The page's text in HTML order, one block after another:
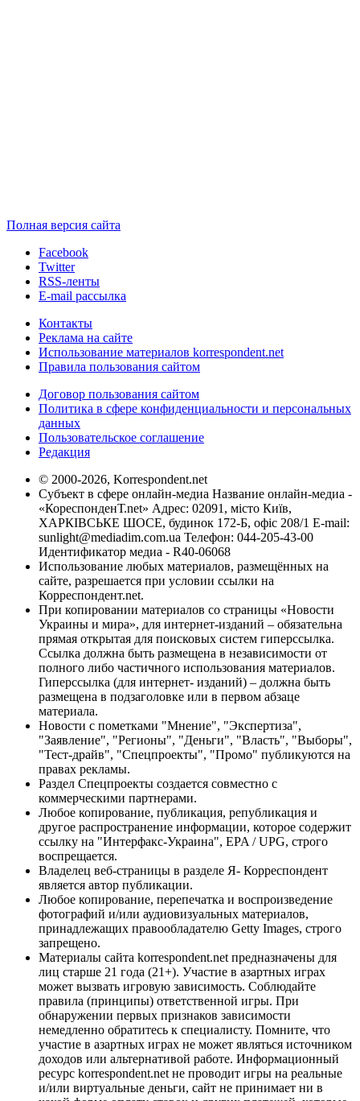
Полная версия сайта
Facebook
Twitter
RSS-ленты
E-mail рассылка
Контакты
Реклама на сайте
Использование материалов korrespondent.net
Правила пользования сайтом
Договор пользования сайтом
Политика в сфере конфиденциальности и персональных
данных
Пользовательское соглашение
Редакция
© 2000-2026, Korrespondent.net
Субъект в сфере онлайн-медиа Название онлайн-медиа -
«КореспонденТ.net» Адрес: 02091, місто Київ,
ХАРКІВСЬКЕ ШОСЕ, будинок 172-Б, офіс 208/1 E-mail:
sunlight@mediadim.com.ua Телефон: 044-205-43-00
Идентификатор медиа - R40-06068
Использование любых материалов, размещённых на
сайте, разрешается при условии ссылки на
Корреспондент.net.
При копировании материалов со страницы «Новости
Украины и мира», для интернет-изданий – обязательна
прямая открытая для поисковых систем гиперссылка.
Ссылка должна быть размещена в независимости от
полного либо частичного использования материалов.
Гиперссылка (для интернет- изданий) – должна быть
размещена в подзаголовке или в первом абзаце
материала.
Новости с пометками "Мнение", "Экспертиза",
"Заявление", "Регионы", "Деньги", "Власть", "Выборы",
"Тест-драйв", "Спецпроекты", "Промо" публикуются на
правах рекламы.
Раздел Спецпроекты создается совместно с
коммерческими партнерами.
Любое копирование, публикация, републикация и
другое распространение информации, которое содержит
ссылку на "Интерфакс-Украина", EPA / UPG, строго
воспрещается.
Владелец веб-страницы в разделе Я- Корреспондент
является автор публикации.
Любое копирование, перепечатка и воспроизведение
фотографий и/или аудиовизуальных материалов,
принадлежащих правообладателю Getty Images, строго
запрещено.
Материалы сайта korrespondent.net предназначены для
лиц старше 21 года (21+). Участие в азартных играх
может вызвать игровую зависимость. Соблюдайте
правила (принципы) ответственной игры. При
обнаружении первых признаков зависимости
немедленно обратитесь к специалисту. Помните, что
участие в азартных играх не может являться источником
доходов или альтернативой работе. Информационный
ресурс korrespondent.net не проводит игры на реальные
и/или виртуальные деньги, сайт не принимает ни в